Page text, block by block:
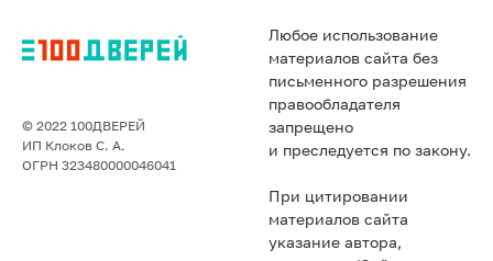
© 2022 100ДВЕРЕЙ
ИП Клоков С. А.
ОГРН 323480000046041
Любое использование
материалов сайта без
письменного разрешения
правообладателя
запрещено
и преследуется по закону.
При цитировании
материалов сайта
указание автора,